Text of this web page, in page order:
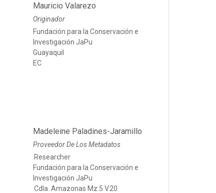
Mauricio Valarezo
Originador
Fundación para la Conservación e
Investigación JaPu
Guayaquil
EC
Madeleine Paladines-Jaramillo
Proveedor De Los Metadatos
Researcher
Fundación para la Conservación e
Investigación JaPu
Cdla. Amazonas Mz.5 V.20